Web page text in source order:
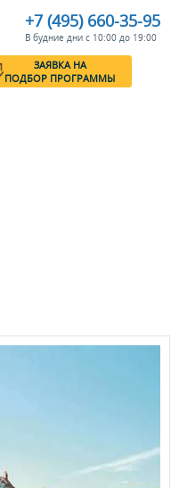
+7 (495) 660-35-95
В будние дни с 10:00 до 19:00
ЗАЯВКА НА
ПОДБОР ПРОГРАММЫ